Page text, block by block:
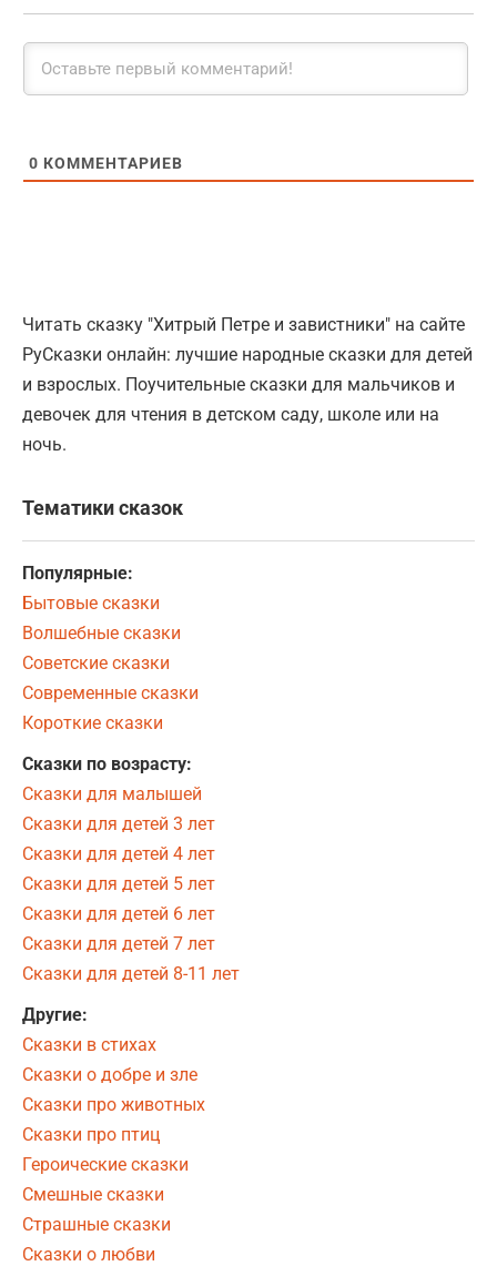
0 КОММЕНТАРИЕВ
Читать сказку "Хитрый Петре и завистники" на сайте
РуСказки онлайн: лучшие народные сказки для детей
и взрослых. Поучительные сказки для мальчиков и
девочек для чтения в детском саду, школе или на
ночь.
Тематики сказок
Популярные:
Бытовые сказки
Волшебные сказки
Советские сказки
Современные сказки
Короткие сказки
Сказки по возрасту:
Сказки для малышей
Сказки для детей 3 лет
Сказки для детей 4 лет
Сказки для детей 5 лет
Сказки для детей 6 лет
Сказки для детей 7 лет
Сказки для детей 8-11 лет
Другие:
Сказки в стихах
Сказки о добре и зле
Сказки про животных
Сказки про птиц
Героические сказки
Смешные сказки
Страшные сказки
Сказки о любви